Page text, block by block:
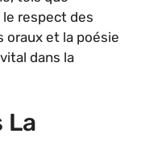
respect des
oraux et la poésie
dans la
La